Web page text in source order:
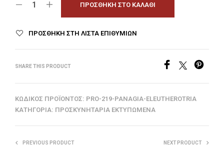
ΠΡΟΣΘΉΚΗ ΣΤΟ ΚΑΛΆΘΙ
ΠΡΟΣΘΉΚΗ ΣΤΗ ΛΊΣΤΑ ΕΠΙΘΥΜΙΏΝ
SHARE THIS PRODUCT
ΚΩΔΙΚΌΣ ΠΡΟΪΌΝΤΟΣ: PRO-219-PANAGIA-ELEUTHEROTRIA
ΚΑΤΗΓΟΡΊΑ: ΠΡΟΣΚΥΝΗΤΆΡΙΑ ΕΚΤΥΠΩΜΈΝΑ
PREVIOUS PRODUCT NEXT PRODUCT